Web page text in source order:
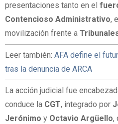
presentaciones tanto en el
Contencioso Administrativo,
movilización frente a
Leer también: AFA define el
tras la denuncia de ARCA
La acción judicial fue
conduce la CGT, integrado por
Jerónimo y Octavio Argüello,